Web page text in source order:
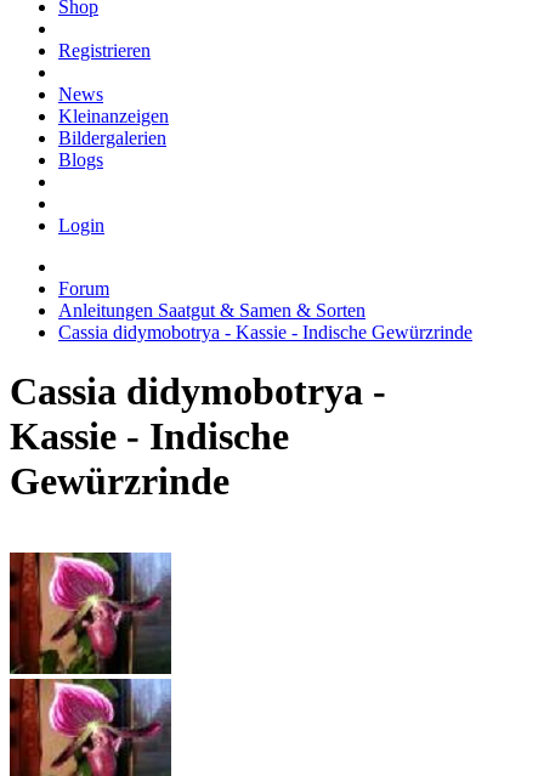
Shop
Registrieren
News
Kleinanzeigen
Bildergalerien
Blogs
Login
Forum
Anleitungen Saatgut & Samen & Sorten
Cassia didymobotrya - Kassie - Indische Gewürzrinde
Cassia didymobotrya -
Kassie - Indische
Gewürzrinde